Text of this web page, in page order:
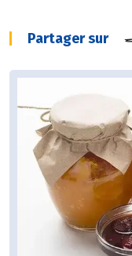
Partager sur